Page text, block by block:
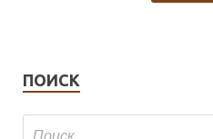
ПОИСК